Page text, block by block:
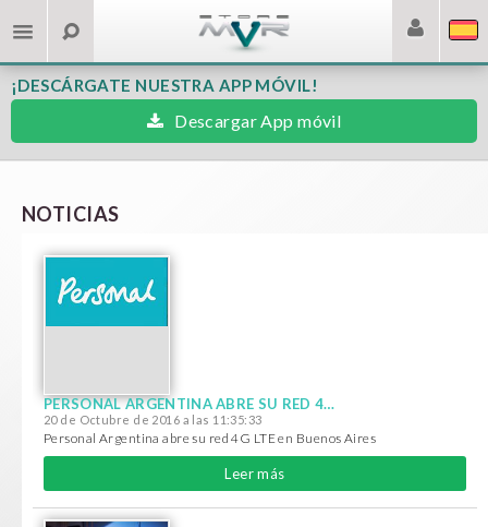
¡DESCÁRGATE NUESTRA APP MÓVIL!
Descargar App móvil
NOTICIAS
PERSONAL ARGENTINA ABRE SU RED 4G LTE EN BUENOS AIRES
20 de Octubre de 2016 a las 11:35:33
Personal Argentina abre su red 4G LTE en Buenos Aires
Leer más